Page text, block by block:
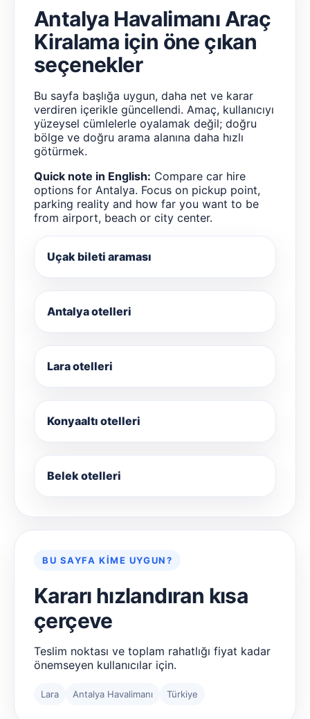
Antalya Havalimanı Araç
Kiralama için öne çıkan
seçenekler
Bu sayfa başlığa uygun, daha net ve karar
verdiren içerikle güncellendi. Amaç, kullanıcıyı
yüzeysel cümlelerle oyalamak değil; doğru
bölge ve doğru arama alanına daha hızlı
götürmek.
Quick note in English: Compare car hire
options for Antalya. Focus on pickup point,
parking reality and how far you want to be
from airport, beach or city center.
Uçak bileti araması
Antalya otelleri
Lara otelleri
Konyaaltı otelleri
Belek otelleri
BU SAYFA KIME UYGUN?
Kararı hızlandıran kısa
çerçeve
Teslim noktası ve toplam rahatlığı fiyat kadar
önemseyen kullanıcılar için.
Lara Antalya Havalimanı Türkiye